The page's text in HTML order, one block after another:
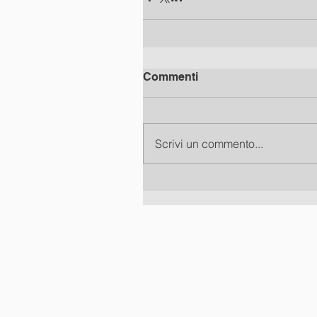
Commenti
Scrivi un commento...